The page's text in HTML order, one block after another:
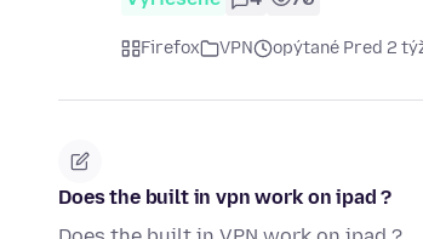
Firefox VPN opýtané Pred 2
Does the built in vpn work on ipad ?